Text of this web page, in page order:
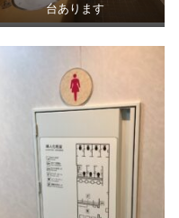
台あります